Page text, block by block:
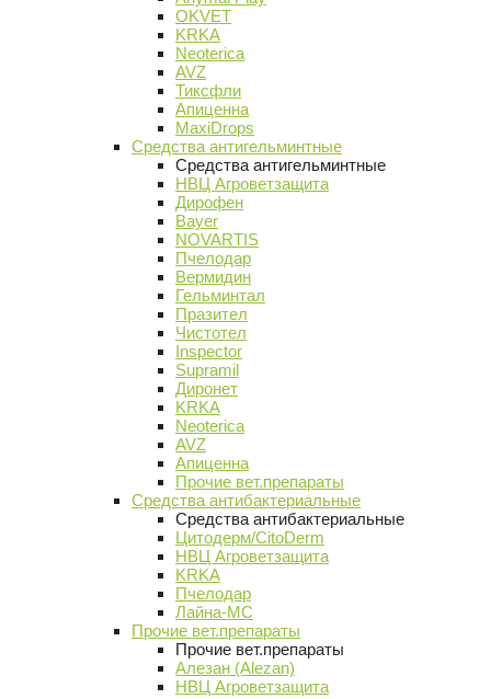
OKVET
KRKA
Neoterica
AVZ
Тиксфли
Апиценна
MaxiDrops
Средства антигельминтные
Средства антигельминтные
НВЦ Агроветзащита
Дирофен
Bayer
NOVARTIS
Пчелодар
Вермидин
Гельминтал
Празител
Чистотел
Inspector
Supramil
Диронет
KRKA
Neoterica
AVZ
Апиценна
Прочие вет.препараты
Средства антибактериальные
Средства антибактериальные
Цитодерм/CitoDerm
НВЦ Агроветзащита
KRKA
Пчелодар
Лайна-МС
Прочие вет.препараты
Прочие вет.препараты
Алезан (Alezan)
НВЦ Агроветзащита